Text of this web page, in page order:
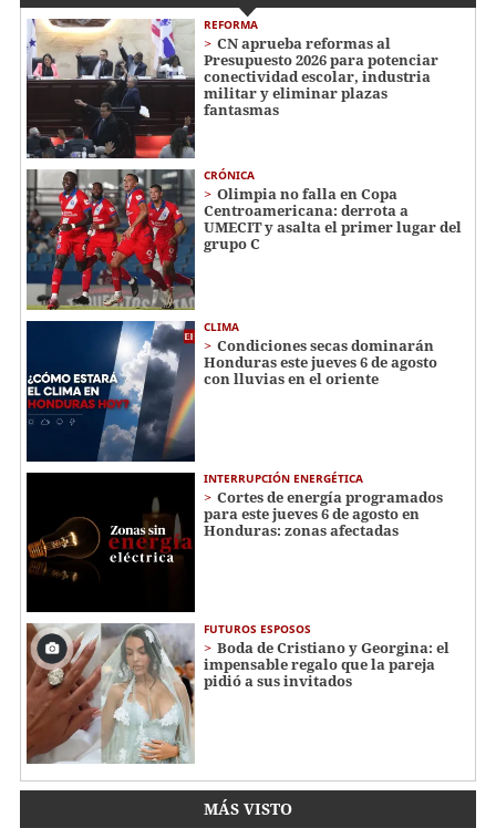
REFORMA
CN aprueba reformas al
Presupuesto 2026 para potenciar
conectividad escolar, industria
militar y eliminar plazas
fantasmas
CRÓNICA
Olimpia no falla en Copa
Centroamericana: derrota a
UMECIT y asalta el primer lugar del
grupo C
CLIMA
Condiciones secas dominarán
Honduras este jueves 6 de agosto
con lluvias en el oriente
INTERRUPCIÓN ENERGÉTICA
Cortes de energía programados
para este jueves 6 de agosto en
Honduras: zonas afectadas
FUTUROS ESPOSOS
Boda de Cristiano y Georgina: el
impensable regalo que la pareja
pidió a sus invitados
MÁS VISTO